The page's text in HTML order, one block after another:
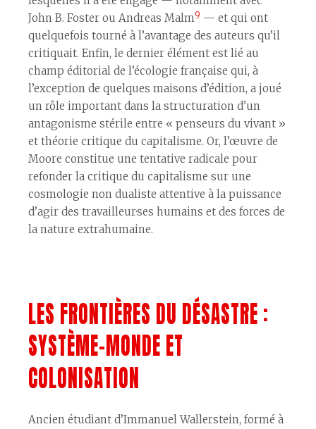
John B. Foster ou Andreas Malm 9 — et qui ont
quelquefois tourné à l’avantage des auteurs qu’il
critiquait. Enfin, le dernier élément est lié au
champ éditorial de l’écologie française qui, à
l’exception de quelques maisons d’édition, a joué
un rôle important dans la structuration d’un
antagonisme stérile entre « penseurs du vivant »
et théorie critique du capitalisme. Or, l’œuvre de
Moore constitue une tentative radicale pour
refonder la critique du capitalisme sur une
cosmologie non dualiste attentive à la puissance
d’agir des travailleur·ses humains et des forces de
la nature extrahumaine.
LES FRONTIÈRES DU DÉSASTRE :
SYSTÈME-MONDE ET
COLONISATION
Ancien étudiant d’Immanuel Wallerstein, formé à